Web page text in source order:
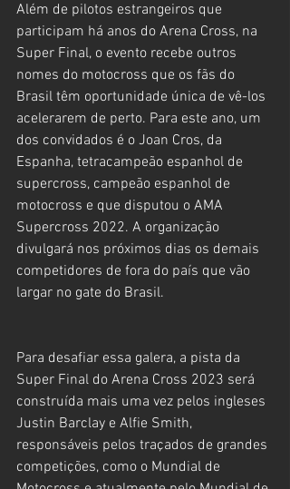
Além de pilotos estrangeiros que
participam há anos do Arena Cross, na
Super Final, o evento recebe outros
nomes do motocross que os fãs do
Brasil têm oportunidade única de vê-los
acelerarem de perto. Para este ano, um
dos convidados é o Joan Cros, da
Espanha, tetracampeão espanhol de
supercross, campeão espanhol de
motocross e que disputou o AMA
Supercross 2022. A organização
divulgará nos próximos dias os demais
competidores de fora do país que vão
largar no gate do Brasil.
Para desafiar essa galera, a pista da
Super Final do Arena Cross 2023 será
construída mais uma vez pelos ingleses
Justin Barclay e Alfie Smith,
responsáveis pelos traçados de grandes
competições, como o Mundial de